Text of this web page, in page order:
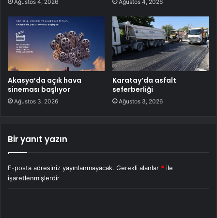
Ağustos 4, 2026 Ağustos 4, 2026
Akasya’da açık hava
sineması başlıyor
Ağustos 3, 2026
Karatay’da asfalt
seferberliği
Ağustos 3, 2026
Bir yanıt yazın
E-posta adresiniz yayınlanmayacak. Gerekli alanlar * ile
işaretlenmişlerdir